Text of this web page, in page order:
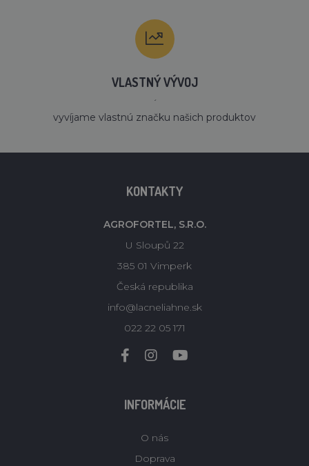
VLASTNÝ VÝVOJ
´
vyvíjame vlastnú značku našich produktov
KONTAKTY
AGROFORTEL, S.R.O.
U Sloupů 22
385 01 Vimperk
Česká republika
info@lacneliahne.sk
022 22 05 171
INFORMÁCIE
O nás
Doprava